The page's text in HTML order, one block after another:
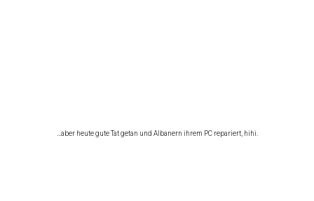
…aber heute gute Tat getan und Albanern ihrem PC repariert, hihi.